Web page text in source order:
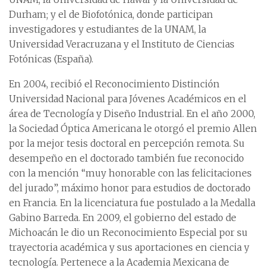
Durham; y el de Biofotónica, donde participan
investigadores y estudiantes de la UNAM, la
Universidad Veracruzana y el Instituto de Ciencias
Fotónicas (España).
En 2004, recibió el Reconocimiento Distinción
Universidad Nacional para Jóvenes Académicos en el
área de Tecnología y Diseño Industrial. En el año 2000,
la Sociedad Óptica Americana le otorgó el premio Allen
por la mejor tesis doctoral en percepción remota. Su
desempeño en el doctorado también fue reconocido
con la mención “muy honorable con las felicitaciones
del jurado”, máximo honor para estudios de doctorado
en Francia. En la licenciatura fue postulado a la Medalla
Gabino Barreda. En 2009, el gobierno del estado de
Michoacán le dio un Reconocimiento Especial por su
trayectoria académica y sus aportaciones en ciencia y
tecnología. Pertenece a la Academia Mexicana de